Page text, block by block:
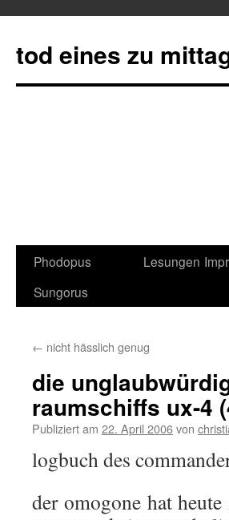
tod eines zu
Springe
zum
Phodopus
Sungorus
Lesungen
← nicht hässlich genug
die
raumschiffs ux-4
Publiziert am 22. April 2006von
logbuch des
der omogone hat